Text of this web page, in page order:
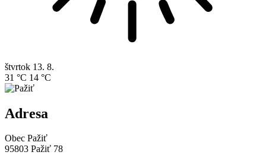
štvrtok 13. 8.
31 °C 14 °C
Adresa
Obec Pažiť
95803 Pažiť 78